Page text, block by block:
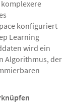
konfiguriert
Learning
wird ein
Algorithmus, der